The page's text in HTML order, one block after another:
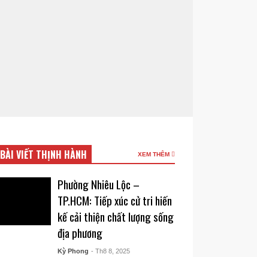
BÀI VIẾT THỊNH HÀNH XEM THÊM
Phường Nhiêu Lộc –
TP.HCM: Tiếp xúc cử tri hiến
kế cải thiện chất lượng sống
địa phương
Kỳ Phong - Th8 8, 2025